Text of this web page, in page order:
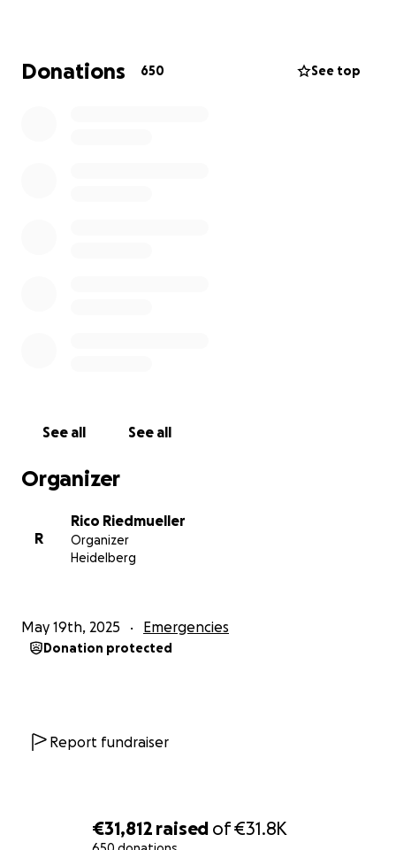
€31,812 raised of€31.8K
• 33 % gehen an Leni,
• 33 % gehen an Tommi.
ich werde jedoch ein eigens dafür eingerichtetes
– mit dem vollen Vertrauen und der Unterstützung
Jeder Beitrag hilft – egal wie groß oder klein.
Und jeder Cent geht direkt dorthin, wo er gebraucht
Parallel dazu setzen wir alles daran, Thilos Traum
wahr werden zu lassen:
Und auch dort gilt: Der gesamte Gewinn aus
Donations 650 See top
See all See all
Organizer
R
Rico Riedmueller
Organizer
Heidelberg
May 19th, 2025 Emergencies
Donation protected
Report fundraiser